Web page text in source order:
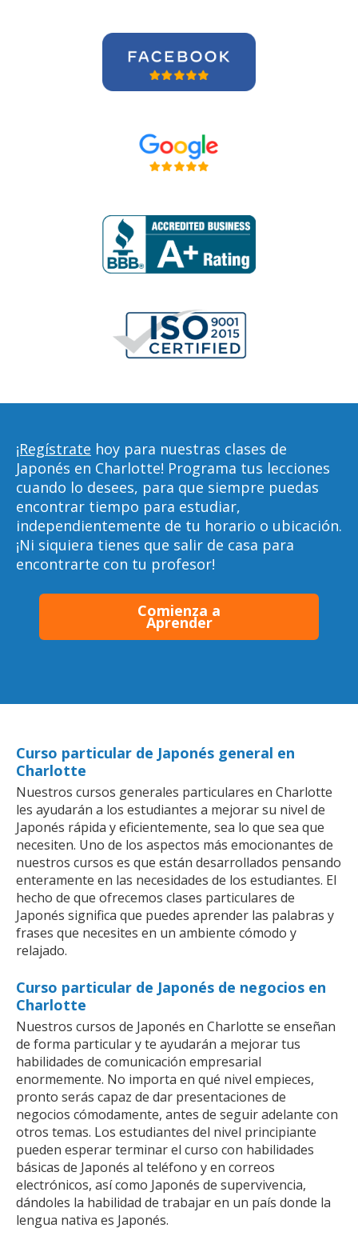
¡Regístrate hoy para nuestras clases de
Japonés en Charlotte! Programa tus lecciones
cuando lo desees, para que siempre puedas
encontrar tiempo para estudiar,
independientemente de tu horario o ubicación.
¡Ni siquiera tienes que salir de casa para
encontrarte con tu profesor!
Comienza a
Aprender
Curso particular de Japonés general en
Charlotte
Nuestros cursos generales particulares en Charlotte
les ayudarán a los estudiantes a mejorar su nivel de
Japonés rápida y eficientemente, sea lo que sea que
necesiten. Uno de los aspectos más emocionantes de
nuestros cursos es que están desarrollados pensando
enteramente en las necesidades de los estudiantes. El
hecho de que ofrecemos clases particulares de
Japonés significa que puedes aprender las palabras y
frases que necesites en un ambiente cómodo y
relajado.
Curso particular de Japonés de negocios en
Charlotte
Nuestros cursos de Japonés en Charlotte se enseñan
de forma particular y te ayudarán a mejorar tus
habilidades de comunicación empresarial
enormemente. No importa en qué nivel empieces,
pronto serás capaz de dar presentaciones de
negocios cómodamente, antes de seguir adelante con
otros temas. Los estudiantes del nivel principiante
pueden esperar terminar el curso con habilidades
básicas de Japonés al teléfono y en correos
electrónicos, así como Japonés de supervivencia,
dándoles la habilidad de trabajar en un país donde la
lengua nativa es Japonés.